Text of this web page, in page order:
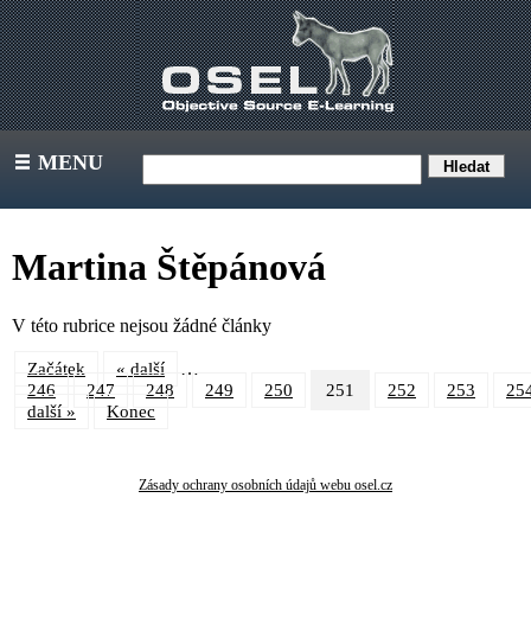
III MENU
Martina Štěpánová
V této rubrice nejsou žádné články
Začátek « další …
246 247 248 249 250 251 252 253
další »
Konec
Zásady ochrany osobních údajů webu osel.cz